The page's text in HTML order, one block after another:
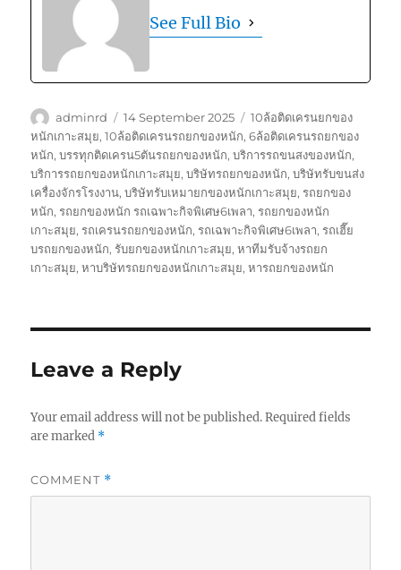
See Full Bio
Author
adminrd
Posted
on
14 September 2025 Tags
10ล้อติดเครนยกของ
หนักเกาะสมุย,10ล้อติดเครนรถยกของหนัก,6ล้อติดเครนรถยกของ
หนัก,บรรทุกติดเครน5ตันรถยกของหนัก,บริการรถขนสงของหนัก,
บริการรถยกของหนักเกาะสมุย,บริษัทรถยกของหนัก,บริษัทรับขนส่ง
เครื่องจักรโรงงาน,บริษัทรับเหมายกของหนักเกาะสมุย,รถยกของ
หนัก,รถยกของหนัก รถเฉพาะกิจพิเศษ6เพลา,รถยกของหนัก
เกาะสมุย,รถเครนรถยกของหนัก,รถเฉพาะกิจพิเศษ6เพลา,รถเฮี๊ย
บรถยกของหนัก,รับยกของหนักเกาะสมุย,หาทีมรับจ้างรถยก
เกาะสมุย,หาบริษัทรถยกของหนักเกาะสมุย,หารถยกของหนัก
Leave a Reply
Your email address will not be published. Required fields
are marked *
COMMENT *